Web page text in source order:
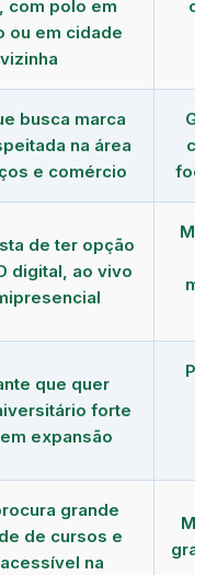
com polo em
ou em cidade
vizinha
busca marca
na área
e comércio
foco
de ter opção
digital, ao vivo
que quer
forte
expansão
grande
de cursos e
na